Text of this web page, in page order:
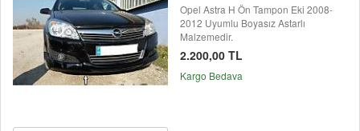
Opel Astra H Ön Tampon Eki 2008-
2012 Uyumlu Boyasız Astarlı
Malzemedir.
2.200,00 TL
Kargo Bedava